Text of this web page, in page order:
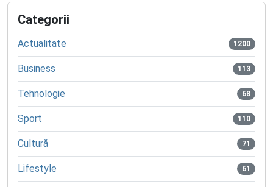
Categorii
Actualitate 1200
Business 113
Tehnologie 68
Sport 110
Cultură 71
Lifestyle 61